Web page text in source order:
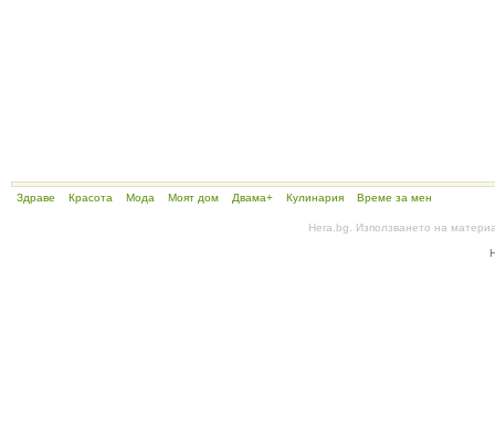
Здраве Красота Мода Моят дом Двама+ Кулинария Време за мен
Hera.bg. Използването на